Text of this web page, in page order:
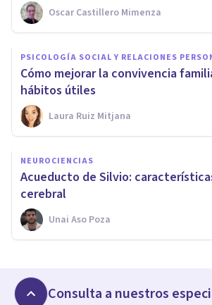
Oscar Castillero Mimenza
PSICOLOGÍA SOCIAL Y RELACIONES
Cómo mejorar la convivencia
hábitos útiles
Laura Ruiz Mitjana
NEUROCIENCIAS
Acueducto de Silvio:
cerebral
Unai Aso Poza
Consulta a nuestros